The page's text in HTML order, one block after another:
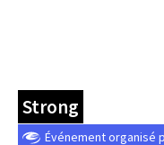
Strong
Événement organisé